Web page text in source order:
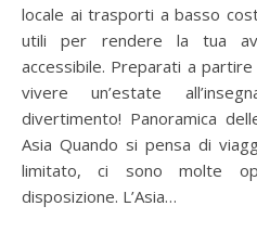
locale ai trasporti a basso
utili per rendere la tua
accessibile. Preparati a
vivere un’estate
divertimento! Panoramica
Asia Quando si pensa di
limitato, ci sono molte
disposizione. L’Asia…